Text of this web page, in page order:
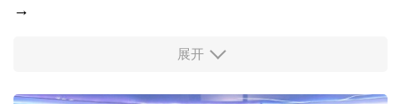
→
柔性制造，高效匹配差异化需求
展开